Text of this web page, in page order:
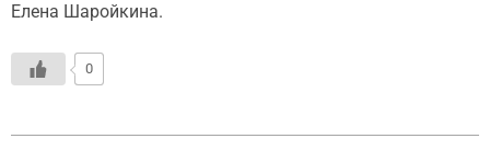
Елена Шаройкина.
0